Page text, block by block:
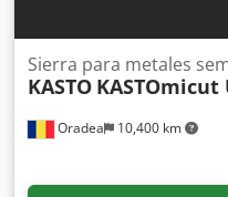
Oradea 10,400 km
Sierra para metales
KASTO KASTOmicut